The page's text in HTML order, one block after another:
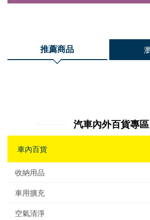
推薦商品
汽車內外百貨專區
車內百貨
收納用品
車用擴充
空氣清淨